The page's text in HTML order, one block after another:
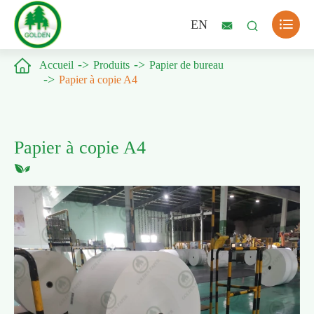
EN   
 Accueil Produits
Papier de bureau
Papier à copie A4
Papier à copie A4